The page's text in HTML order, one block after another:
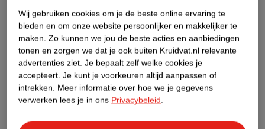
Etiketinformatie
Nature Impact Score
Dit product heeft (nog) geen Nature
Impact Score.
Meer informatie
Wij gebruiken cookies om je de beste online ervaring te
bieden en om onze website persoonlijker en makkelijker te
maken. Zo kunnen we jou de beste acties en aanbiedingen
tonen en zorgen we dat je ook buiten Kruidvat.nl relevante
advertenties ziet. Je bepaalt zelf welke cookies je
accepteert. Je kunt je voorkeuren altijd aanpassen of
intrekken. Meer informatie over hoe we je gegevens
verwerken lees je in ons Privacybeleid.